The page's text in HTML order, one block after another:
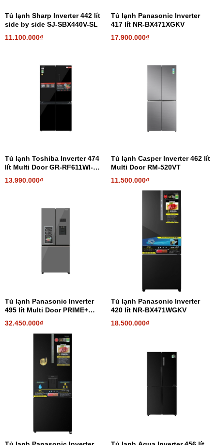
Tủ lạnh Sharp Inverter 442 lít
side by side SJ-SBX440V-SL
11.100.000₫
Tủ lạnh Panasonic Inverter
417 lít NR-BX471XGKV
17.900.000₫
Tủ lạnh Toshiba Inverter 474
lít Multi Door GR-RF611WI-
13.990.000₫
Tủ lạnh Casper Inverter 462 lít
Multi Door RM-520VT
11.500.000₫
Tủ lạnh Panasonic Inverter
495 lít Multi Door PRIME+
32.450.000₫
Tủ lạnh Panasonic Inverter
420 lít NR-BX471WGKV
18.500.000₫